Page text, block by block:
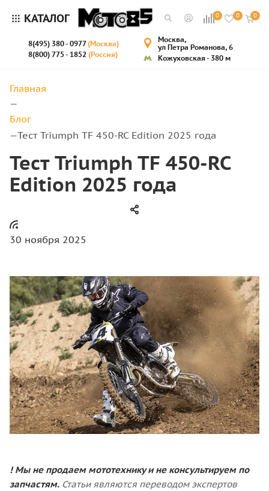
КАТАЛОГ 0 0 0
8(495) 380 - 0977(Москва)
8(800) 775 - 1852 (Россия)
Москва,
ул Петра Романова, 6
Кожуховская - 380 м
Главная
—
Блог
—Тест Triumph TF 450-RC Edition 2025 года
Тест Triumph TF 450-RC
Edition 2025 года
30 ноября 2025
! Мы не продаем мототехнику и не консультируем по
запчастям. Статьи являются переводом экспертов